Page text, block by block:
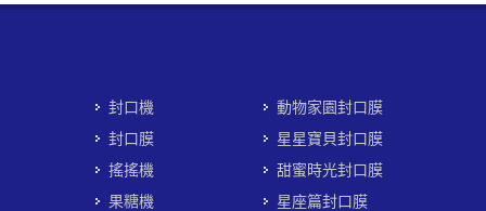
封口機
封口膜
搖搖機
果糖機
動物家園封口膜
星星寶貝封口膜
甜蜜時光封口膜
星座篇封口膜